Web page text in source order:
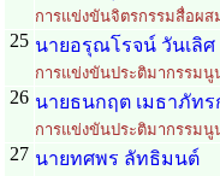
การแข่งขันจิตรกรรมสื่อผส
25 นายอรุณโรจน์ วันเลิศ
การแข่งขันประติมากรรมนู
26 นายธนกฤต เมธาภัทร
การแข่งขันประติมากรรมนู
27 นายทศพร ลัทธิมนต์